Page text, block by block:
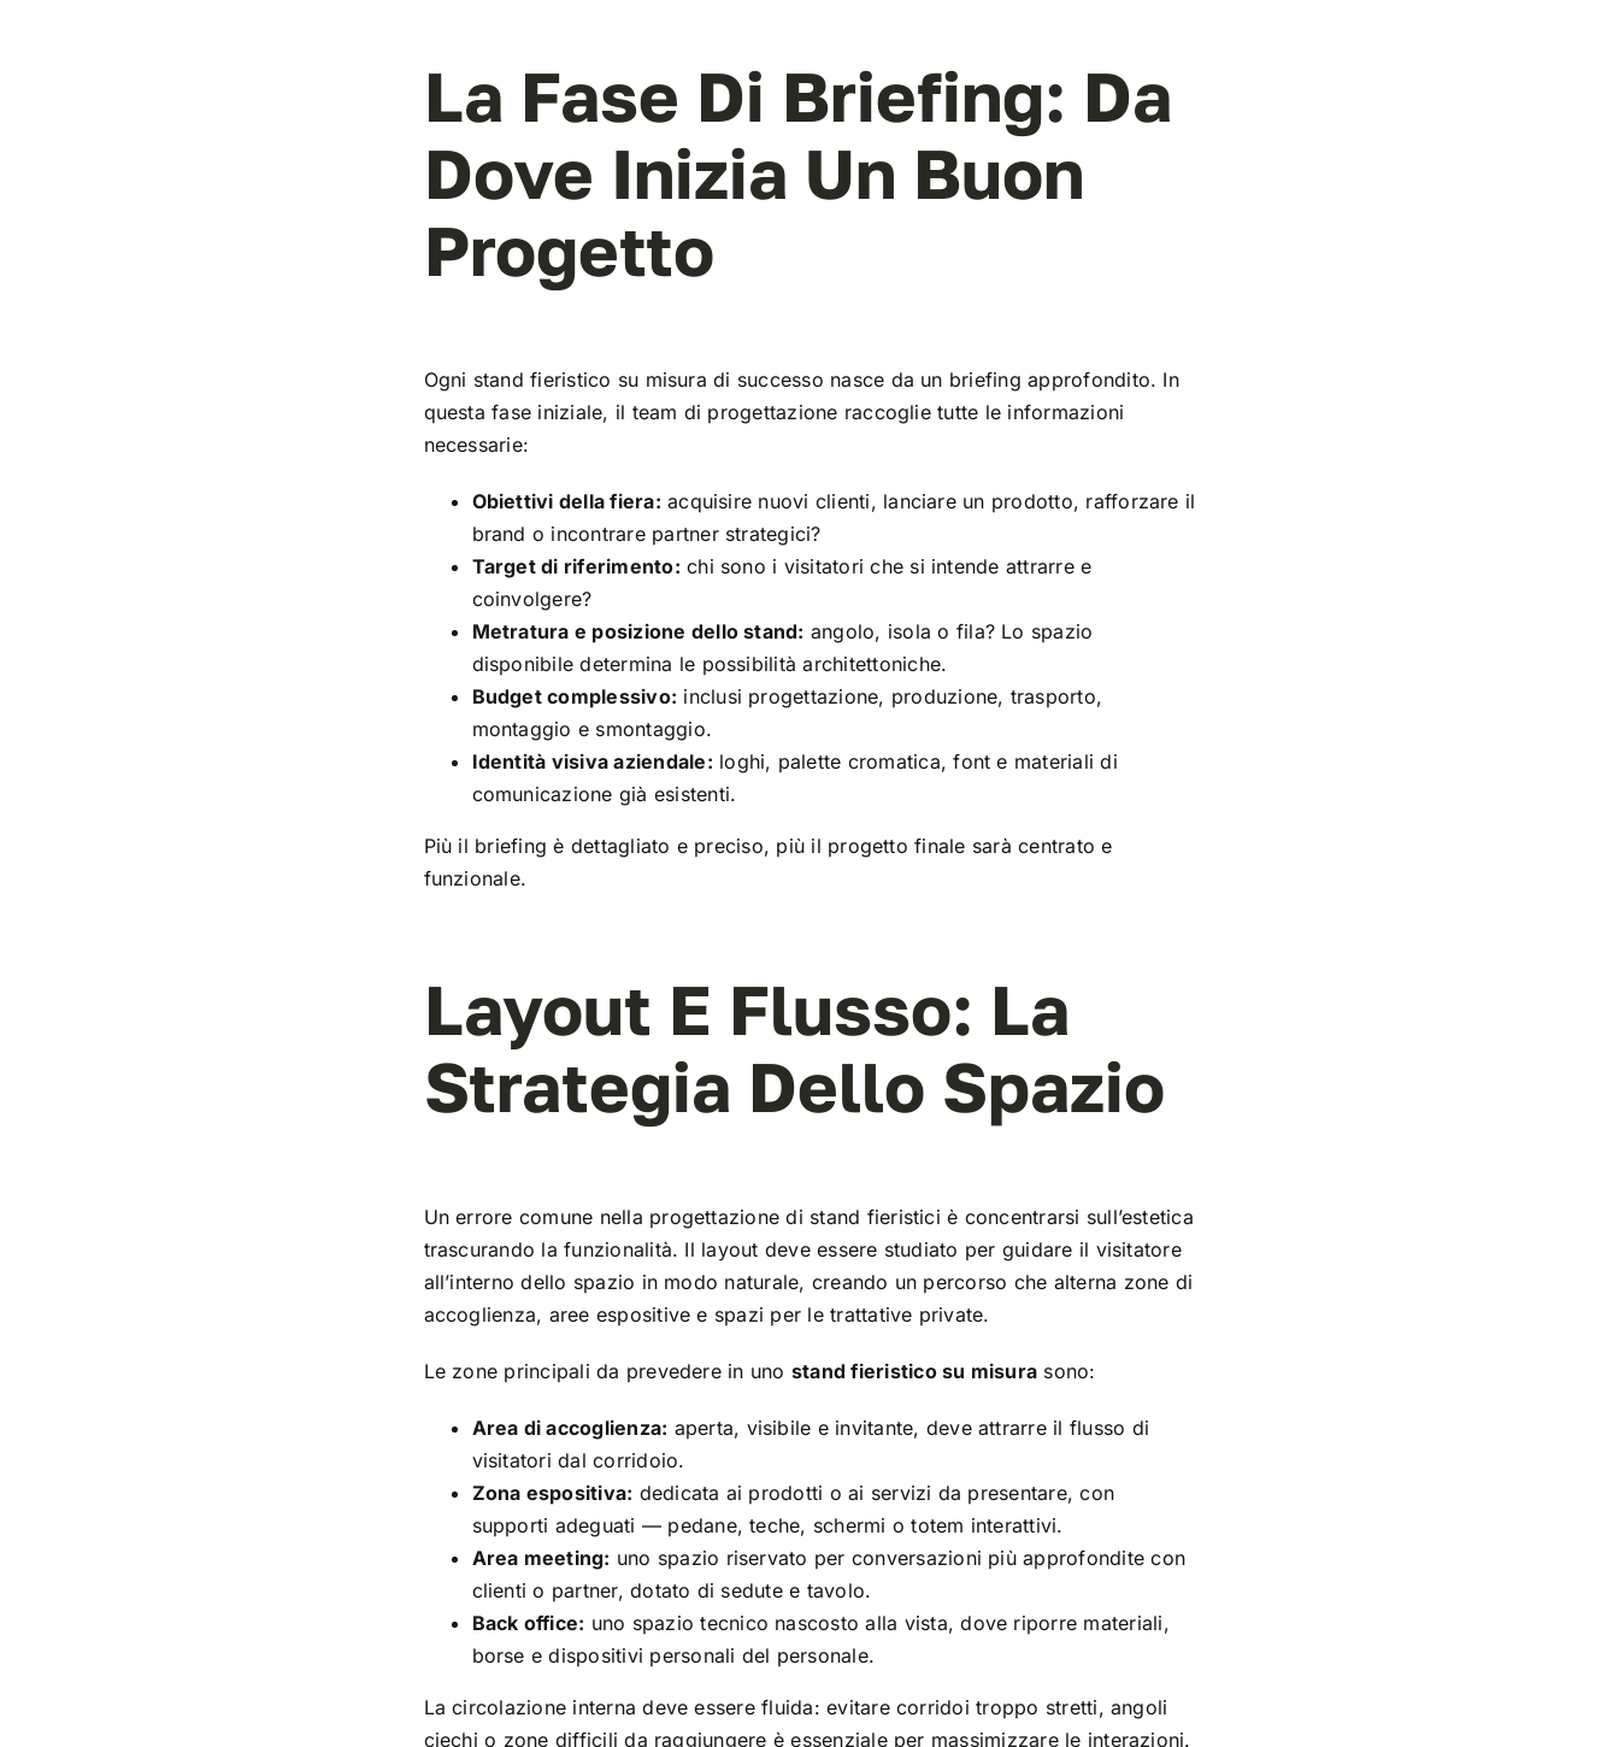
La Fase Di Briefing: Da
Dove Inizia Un Buon
Progetto
Ogni stand fieristico su misura di successo nasce da un briefing approfondito. In
questa fase iniziale, il team di progettazione raccoglie tutte le informazioni
necessarie:
Obiettivi della fiera: acquisire nuovi clienti, lanciare un prodotto, rafforzare il
brand o incontrare partner strategici?
Target di riferimento: chi sono i visitatori che si intende attrarre e
coinvolgere?
Metratura e posizione dello stand: angolo, isola o fila? Lo spazio
disponibile determina le possibilità architettoniche.
Budget complessivo: inclusi progettazione, produzione, trasporto,
montaggio e smontaggio.
Identità visiva aziendale: loghi, palette cromatica, font e materiali di
comunicazione già esistenti.
Più il briefing è dettagliato e preciso, più il progetto finale sarà centrato e
funzionale.
Layout E Flusso: La
Strategia Dello Spazio
Un errore comune nella progettazione di stand fieristici è concentrarsi sull’estetica
trascurando la funzionalità. Il layout deve essere studiato per guidare il visitatore
all’interno dello spazio in modo naturale, creando un percorso che alterna zone di
accoglienza, aree espositive e spazi per le trattative private.
Le zone principali da prevedere in uno stand fieristico su misura sono:
Area di accoglienza: aperta, visibile e invitante, deve attrarre il flusso di
visitatori dal corridoio.
Zona espositiva: dedicata ai prodotti o ai servizi da presentare, con
supporti adeguati — pedane, teche, schermi o totem interattivi.
Area meeting: uno spazio riservato per conversazioni più approfondite con
clienti o partner, dotato di sedute e tavolo.
Back office: uno spazio tecnico nascosto alla vista, dove riporre materiali,
borse e dispositivi personali del personale.
La circolazione interna deve essere fluida: evitare corridoi troppo stretti, angoli
ciechi o zone difficili da raggiungere è essenziale per massimizzare le interazioni.